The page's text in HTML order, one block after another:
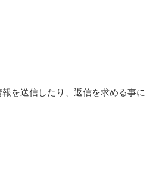
を送信したり、返信を求める事に